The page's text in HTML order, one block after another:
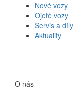
Nové vozy
Ojeté vozy
Servis a díly
Aktuality
O nás